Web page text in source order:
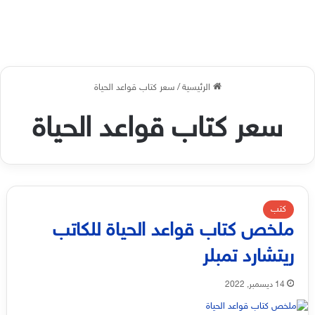
الرئيسية / سعر كتاب قواعد الحياة
سعر كتاب قواعد الحياة
كتب
ملخص كتاب قواعد الحياة للكاتب
ريتشارد تمبلر
14 ديسمبر, 2022